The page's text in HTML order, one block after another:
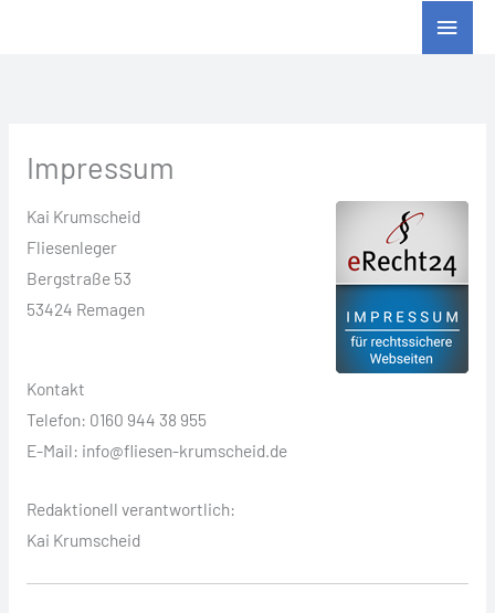
Impressum
Kai Krumscheid
Fliesenleger
Bergstraße 53
53424 Remagen
Kontakt
Telefon: 0160 944 38 955
E-Mail: info@fliesen-krumscheid.de
Redaktionell verantwortlich:
Kai Krumscheid